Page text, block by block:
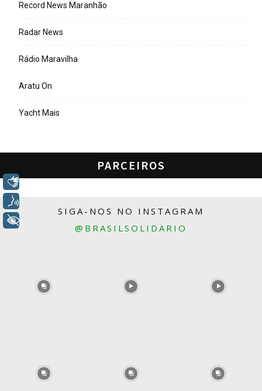
Record News Maranhão
Radar News
Rádio Maravilha
Aratu On
Yacht Mais
PARCEIROS
SIGA-NOS NO INSTAGRAM
@BRASILSOLIDARIO
Libras